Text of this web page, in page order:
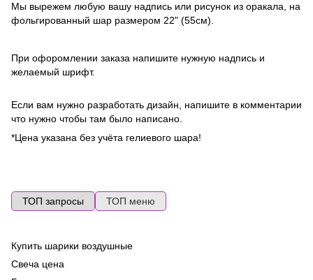
Мы вырежем любую вашу надпись или рисунок из оракала, на
фольгированный шар размером 22" (55см).
При офоромлении заказа напишите нужную надпись и
желаемый шрифт.
Если вам нужно разработать дизайн, напишите в комментарии
что нужно чтобы там было написано.
*Цена указана без учёта гелиевого шара!
ТОП запросы ТОП меню
Купить шарики воздушные
Свеча цена